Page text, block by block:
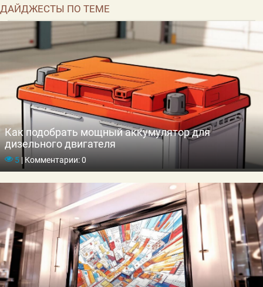
ДАЙДЖЕСТЫ ПО ТЕМЕ
Как подобрать мощный аккумулятор для
дизельного двигателя
5 |Комментарии: 0